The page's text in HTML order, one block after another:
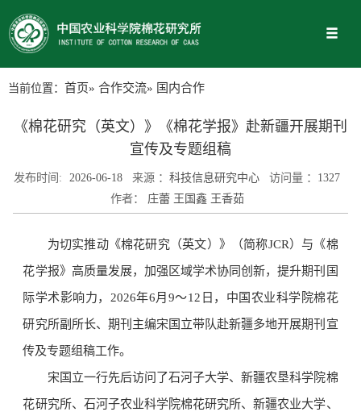
当前位置： 首页» 合作交流» 国内合作
《棉花研究（英文）》《棉花学报》赴新疆开展期刊
宣传及专题组稿
发布时间: 2026-06-18 来源 ： 科技信息研究中心 访问量 ： 1327
作者：
庄蕾 王国鑫 王香茹
为切实推动《棉花研究（英文）》（简称JCR）与《棉
花学报》高质量发展，加强区域学术协同创新，提升期刊国
际学术影响力，2026年6月9～12日，中国农业科学院棉花
研究所副所长、期刊主编宋国立带队赴新疆多地开展期刊宣
传及专题组稿工作。
宋国立一行先后访问了石河子大学、新疆农垦科学院棉
花研究所、石河子农业科学院棉花研究所、新疆农业大学、